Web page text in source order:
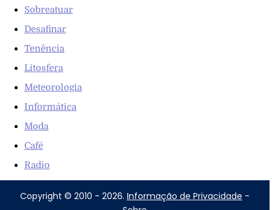
Sobreatuar
Desafinar
Tenência
Litosfera
Meteorologia
Informática
Moda
Café
Radio
Copyright © 2010 - 2026. Informação de Privacidade -